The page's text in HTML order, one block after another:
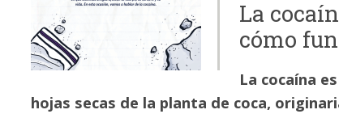
La
cómo
La cocaína
hojas secas de la planta de coca,